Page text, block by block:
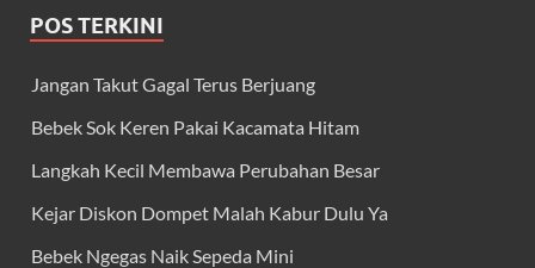
POS TERKINI
Jangan Takut Gagal Terus Berjuang
Bebek Sok Keren Pakai Kacamata Hitam
Langkah Kecil Membawa Perubahan Besar
Kejar Diskon Dompet Malah Kabur Dulu Ya
Bebek Ngegas Naik Sepeda Mini